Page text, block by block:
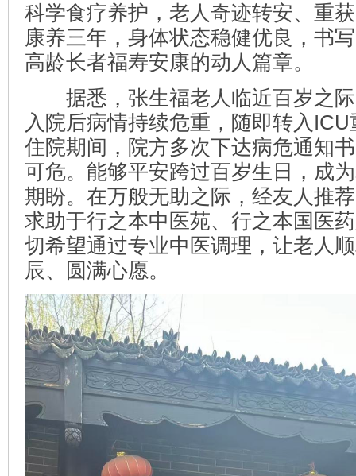
科学食疗养护，老人奇迹转安、重
康养三年，身体状态稳健优良，书
高龄长者福寿安康的动人篇章。
据悉，张生福老人临近百岁之际
入院后病情持续危重，随即转入
住院期间，院方多次下达病危通知
可危。能够平安跨过百岁生日，成
期盼。在万般无助之际，经友人推
求助于行之本中医苑、行之本国医
切希望通过专业中医调理，让老人
辰、圆满心愿。